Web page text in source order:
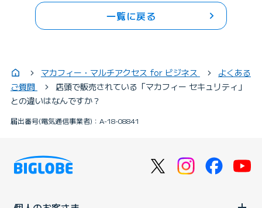
一覧に戻る
マカフィー・マルチアクセス for ビジネス
よくある
ご質問
店頭で販売されている「マカフィー セキュリティ」
との違いはなんですか？
届出番号(電気通信事業者)：A-18-08841